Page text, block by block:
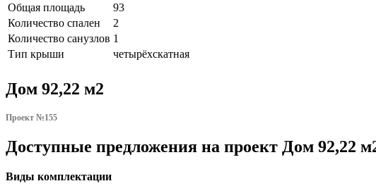
Общая площадь
93
Количество спален
2
Количество санузлов 1
Тип крыши
четырёхскатная
Дом 92,22 м2
Проект №155
Доступные предложения на проект Дом 92,22
Виды комплектации